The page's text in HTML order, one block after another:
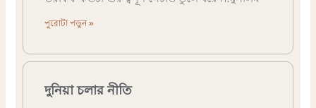
পুরোটা পড়ুন »
দুনিয়া চলার নীতি